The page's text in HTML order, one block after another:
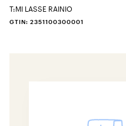
T:MI LASSE RAINIO
GTIN: 2351100300001